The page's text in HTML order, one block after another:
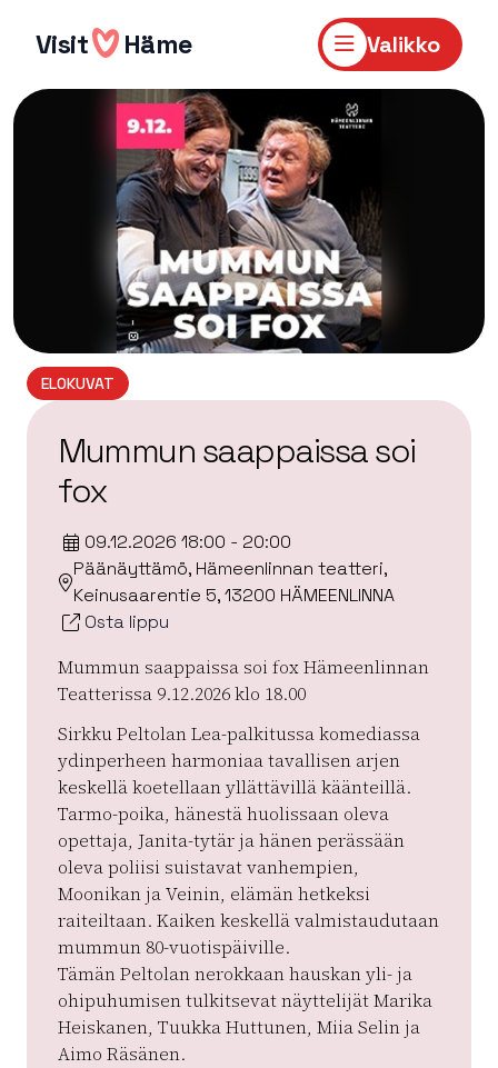
sisältöön
Visit Häme Valikko
ELOKUVAT
Mummun saappaissa soi
fox
09.12.2026 18:00 - 20:00
Päänäyttämö, Hämeenlinnan teatteri,
Keinusaarentie 5, 13200 HÄMEENLINNA
Osta lippu
Mummun saappaissa soi fox Hämeenlinnan
Teatterissa 9.12.2026 klo 18.00
Sirkku Peltolan Lea-palkitussa komediassa
ydinperheen harmoniaa tavallisen arjen
keskellä koetellaan yllättävillä käänteillä.
Tarmo-poika, hänestä huolissaan oleva
opettaja, Janita-tytär ja hänen perässään
oleva poliisi suistavat vanhempien,
Moonikan ja Veinin, elämän hetkeksi
raiteiltaan. Kaiken keskellä valmistaudutaan
mummun 80-vuotispäiville.
Tämän Peltolan nerokkaan hauskan yli- ja
ohipuhumisen tulkitsevat näyttelijät Marika
Heiskanen, Tuukka Huttunen, Miia Selin ja
Aimo Räsänen.